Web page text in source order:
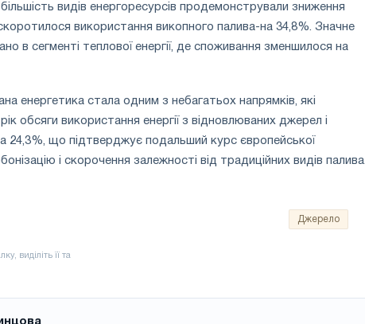
видів енергоресурсів продемонстрували зниження
використання викопного палива-на 34,8%. Значне
в сегменті теплової енергії, де споживання зменшилося на
енергетика стала одним з небагатьох напрямків, які
обсяги використання енергії з відновлюваних джерел і
24,3%, що підтверджує подальший курс європейської
і скорочення залежності від традиційних видів палива.
Джерело